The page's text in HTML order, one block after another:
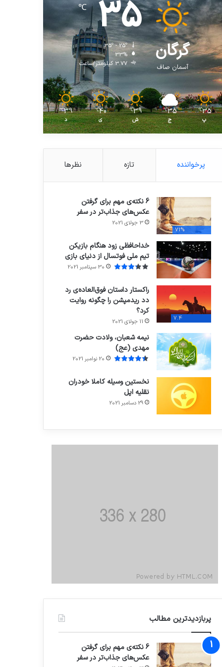
گرگان
آسمان صاف
35
℃
35º - 25º
33%
3.77 کیلومتر/ساعت
35
℃
پ
35
℃
ج
39
℃
ش
40
℃
ی
39
℃
د
پرخواننده تازه نظرها
71%
6 نکته‌ی مهم برای گرفتن
عکس‌های جذاب‌تر در سفر
3 جولای 2021
خداحافظی زود هنگام بازیکن
تیم ملی فوتسال از دنیای بازی
30 سپتامبر 2021
7.4
راکستار داستان فوق‌العاده‌ی رد
دد ریدمپشن را چگونه روایت
کرد؟
11 جولای 2021
نیمه شعبان، ولادت حضرت
مهدی (عج)
20 نوامبر 2021
نخستین وسیله کاملا خودران
نقلیه اپل
29 دسامبر 2021
پربازدیدترین مطالب
6 نکته‌ی مهم برای گرفتن
عکس‌های جذاب‌تر در سفر